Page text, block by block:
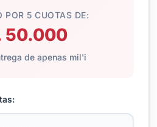
POR 5 CUOTAS DE:
50.000
de apenas mil'i